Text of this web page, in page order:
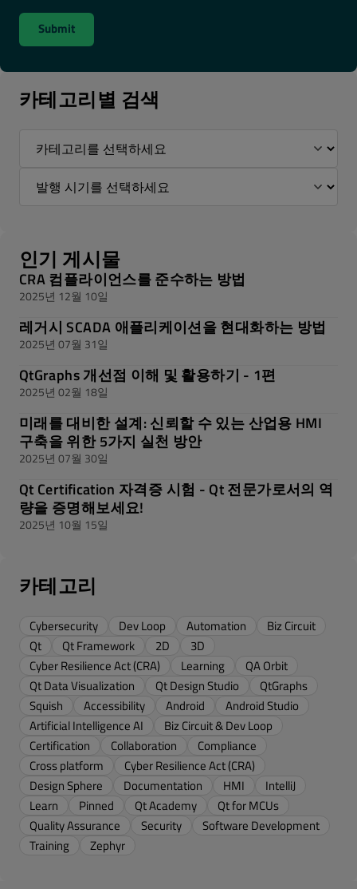
카테고리별 검색
인기 게시물
CRA 컴플라이언스를 준수하는 방법
2025년 12월 10일
레거시 SCADA 애플리케이션을 현대화하는 방법
2025년 07월 31일
QtGraphs 개선점 이해 및 활용하기 - 1편
2025년 02월 18일
미래를 대비한 설계: 신뢰할 수 있는 산업용 HMI
구축을 위한 5가지 실천 방안
2025년 07월 30일
Qt Certification 자격증 시험 - Qt 전문가로서의 역
량을 증명해보세요!
2025년 10월 15일
카테고리
Cybersecurity Dev Loop Automation
Biz Circuit
Qt
Qt Framework 2D
3D
Cyber Resilience Act (CRA)
Learning
QA Orbit
Qt Data Visualization
Qt Design Studio
QtGraphs
Squish
Accessibility Android
Android Studio
Artificial Intelligence AI
Biz Circuit & Dev Loop
Certification
Collaboration
Compliance
Cross platform
Cyber Resilience Act (CRA)
Design Sphere
Documentation HMI
IntelliJ
Learn
Pinned Qt Academy
Qt for MCUs
Quality Assurance
Security
Software Development
Training
Zephyr